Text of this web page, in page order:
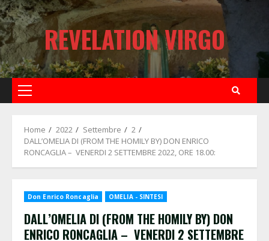
Skip
to
content
REVELATION VIRGO
Primary
Home 2022 Settembre
2
DALL’OMELIA DI (FROM THE HOMILY BY) DON ENRICO
RONCAGLIA – VENERDI 2 SETTEMBRE 2022, ORE 18.00:
Don Enrico Roncaglia OMELIA - SINTESI
DALL’OMELIA DI (FROM THE HOMILY BY) DON
ENRICO RONCAGLIA – VENERDI 2 SETTEMBRE